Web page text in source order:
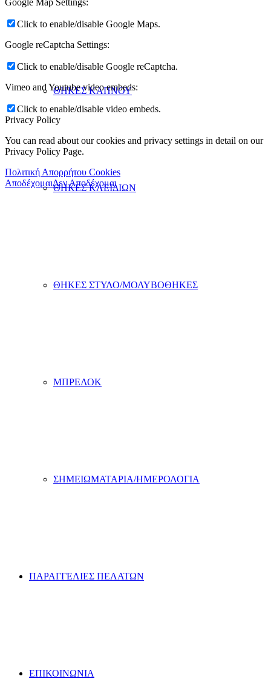
ΘΗΚΕΣ ΚΑΠΝΟΥ
ΘΗΚΕΣ ΚΛΕΙΔΙΩΝ
ΘΗΚΕΣ ΣΤΥΛΟ/ΜΟΛΥΒΟΘΗΚΕΣ
ΜΠΡΕΛΟΚ
ΣΗΜΕΙΩΜΑΤΑΡΙΑ/ΗΜΕΡΟΛΟΓΙΑ
ΠΑΡΑΓΓΕΛΙΕΣ ΠΕΛΑΤΩΝ
ΕΠΙΚΟΙΝΩΝΙΑ
Google Map Settings:
Click to enable/disable Google Maps.
Google reCaptcha Settings:
Click to enable/disable Google reCaptcha.
Vimeo and Youtube video embeds:
Click to enable/disable video embeds.
Privacy Policy
You can read about our cookies and privacy settings in detail on our
Privacy Policy Page.
Πολιτική Απορρήτου Cookies
ΑποδέχομαιΔεν Αποδέχομαι